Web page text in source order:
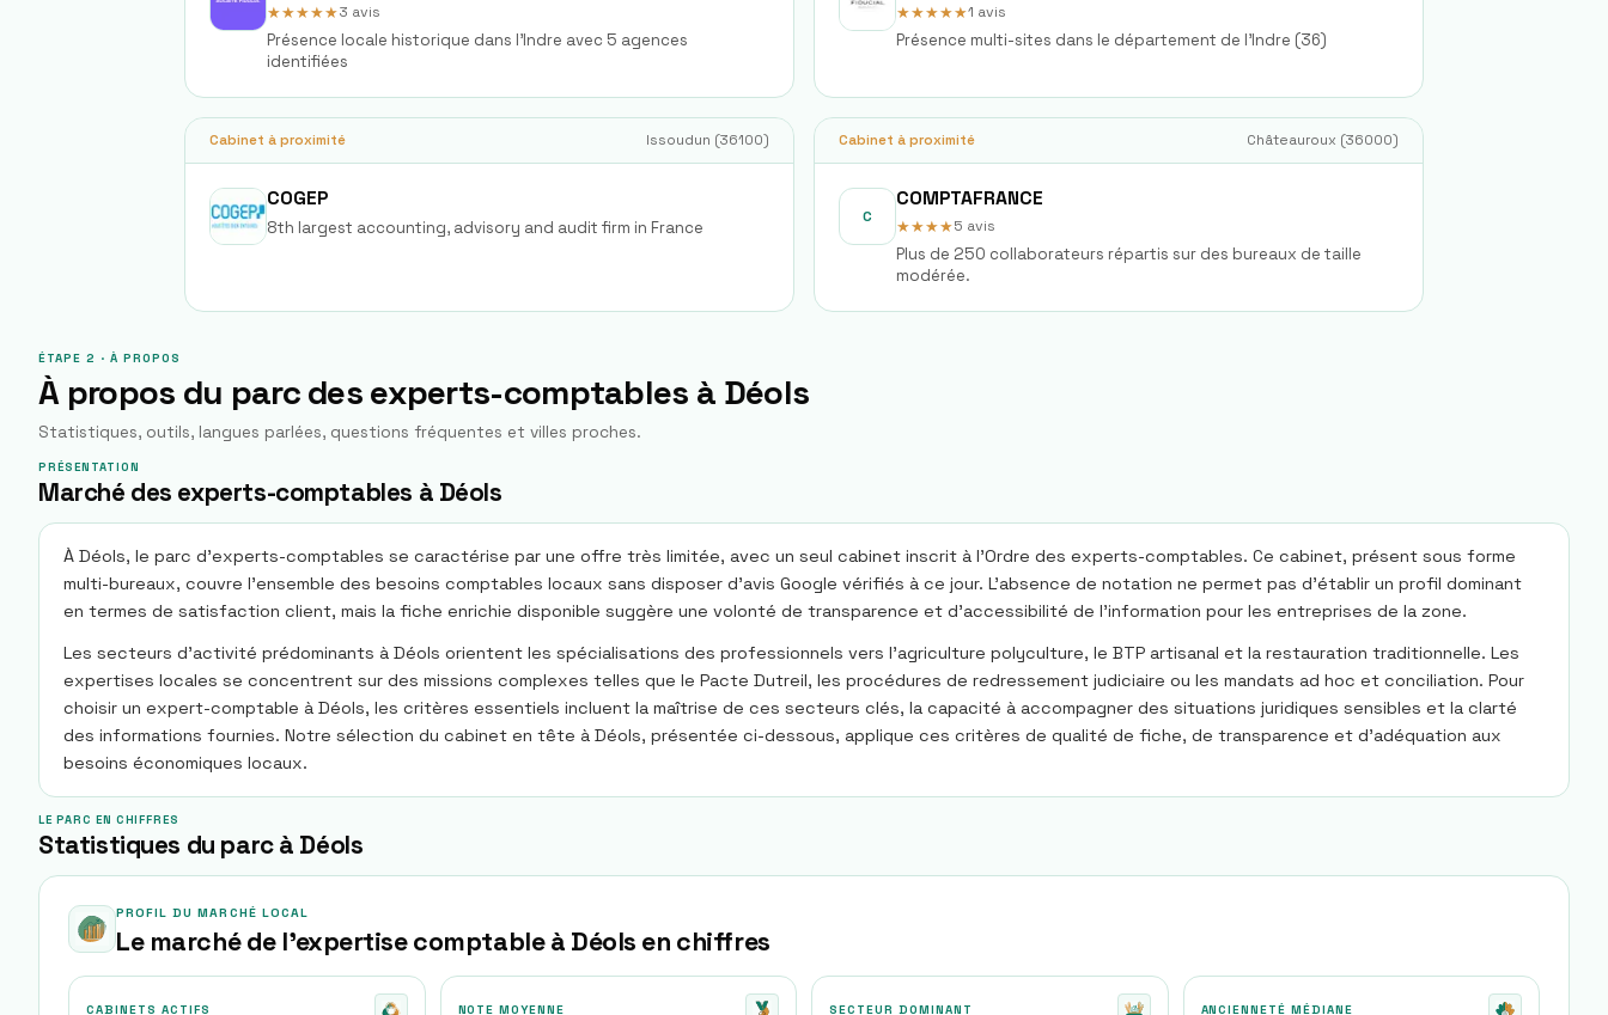
★★★★★3 avis
Présence locale historique dans l'Indre avec 5 agences
identifiées
★★★★★1 avis
Présence multi-sites dans le département de l'Indre (36)
Cabinet à proximité Issoudun (36100)
COGEP
8th largest accounting, advisory and audit firm in France
Cabinet à proximité Châteauroux (36000)
C
COMPTAFRANCE
★★★★5 avis
Plus de 250 collaborateurs répartis sur des bureaux de taille
modérée.
ÉTAPE 2 · À PROPOS
À propos du parc des experts-comptables à Déols
Statistiques, outils, langues parlées, questions fréquentes et villes proches.
PRÉSENTATION
Marché des experts-comptables à Déols
À Déols, le parc d'experts-comptables se caractérise par une offre très limitée, avec un seul cabinet inscrit à l'Ordre des experts-comptables. Ce cabinet, présent sous forme
multi-bureaux, couvre l'ensemble des besoins comptables locaux sans disposer d'avis Google vérifiés à ce jour. L'absence de notation ne permet pas d'établir un profil dominant
en termes de satisfaction client, mais la fiche enrichie disponible suggère une volonté de transparence et d'accessibilité de l'information pour les entreprises de la zone.
Les secteurs d'activité prédominants à Déols orientent les spécialisations des professionnels vers l'agriculture polyculture, le BTP artisanal et la restauration traditionnelle. Les
expertises locales se concentrent sur des missions complexes telles que le Pacte Dutreil, les procédures de redressement judiciaire ou les mandats ad hoc et conciliation. Pour
choisir un expert-comptable à Déols, les critères essentiels incluent la maîtrise de ces secteurs clés, la capacité à accompagner des situations juridiques sensibles et la clarté
des informations fournies. Notre sélection du cabinet en tête à Déols, présentée ci-dessous, applique ces critères de qualité de fiche, de transparence et d'adéquation aux
besoins économiques locaux.
LE PARC EN CHIFFRES
Statistiques du parc à Déols
PROFIL DU MARCHÉ LOCAL
Le marché de l'expertise comptable à Déols en chiffres
CABINETS ACTIFS NOTE MOYENNE SECTEUR DOMINANT ANCIENNETÉ MÉDIANE